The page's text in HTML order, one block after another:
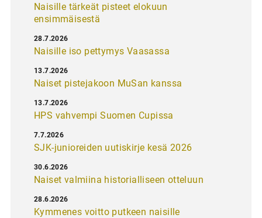
Naisille tärkeät pisteet elokuun
ensimmäisestä
Naisille iso pettymys Vaasassa
28.7.2026
Naiset pistejakoon MuSan kanssa
13.7.2026
HPS vahvempi Suomen Cupissa
13.7.2026
SJK-junioreiden uutiskirje kesä 2026
7.7.2026
Naiset valmiina historialliseen otteluun
30.6.2026
Kymmenes voitto putkeen naisille
28.6.2026